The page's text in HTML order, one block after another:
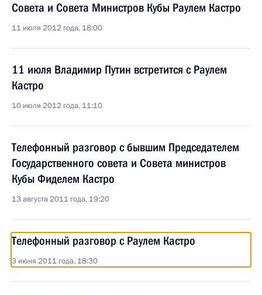
Совета и Совета Министров Кубы Раулем Кастро
11 июля 2012 года, 18:00
11 июля Владимир Путин встретится с Раулем
Кастро
10 июля 2012 года, 11:10
Телефонный разговор с бывшим Председателем
Государственного совета и Совета министров
Кубы Фиделем Кастро
13 августа 2011 года, 19:20
Телефонный разговор с Раулем Кастро
3 июня 2011 года, 18:30